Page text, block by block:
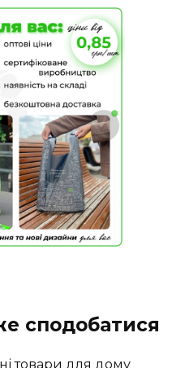
сподобатися